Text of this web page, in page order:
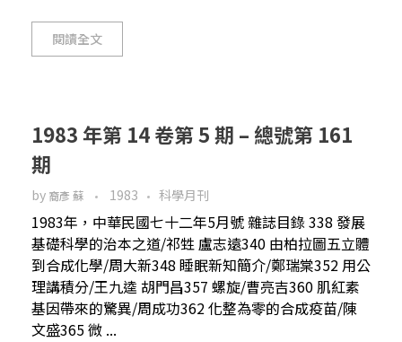
閱讀全文
1983 年第 14 卷第 5 期 – 總號第 161
期
by 裔彥 蘇 1983 科學月刊
1983年，中華民國七十二年5月號 雜誌目錄 338 發展
基礎科學的治本之道/祁甡 盧志遠340 由柏拉圖五立體
到合成化學/周大新348 睡眠新知簡介/鄭瑞棠352 用公
理講積分/王九逵 胡門昌357 螺旋/曹亮吉360 肌紅素
基因帶來的驚異/周成功362 化整為零的合成疫苗/陳
文盛365 微 ...